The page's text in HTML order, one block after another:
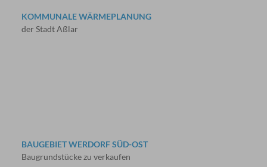
KOMMUNALE WÄRMEPLANUNG
der Stadt Aßlar
BAUGEBIET WERDORF SÜD-OST
Baugrundstücke zu verkaufen